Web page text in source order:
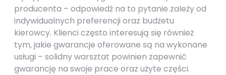
producenta – odpowiedź na to pytanie zależy od
indywidualnych preferencji oraz budżetu
kierowcy. Klienci często interesują się również
tym, jakie gwarancje oferowane są na wykonane
usługi – solidny warsztat powinien zapewnić
gwarancję na swoje prace oraz użyte części.